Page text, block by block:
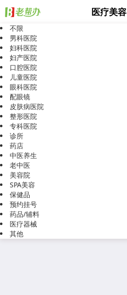
医疗美容
不限
男科医院
妇科医院
妇产医院
口腔医院
儿童医院
眼科医院
配眼镜
皮肤病医院
整形医院
专科医院
诊所
药店
中医养生
老中医
美容院
SPA美容
保健品
预约挂号
药品/辅料
医疗器械
其他